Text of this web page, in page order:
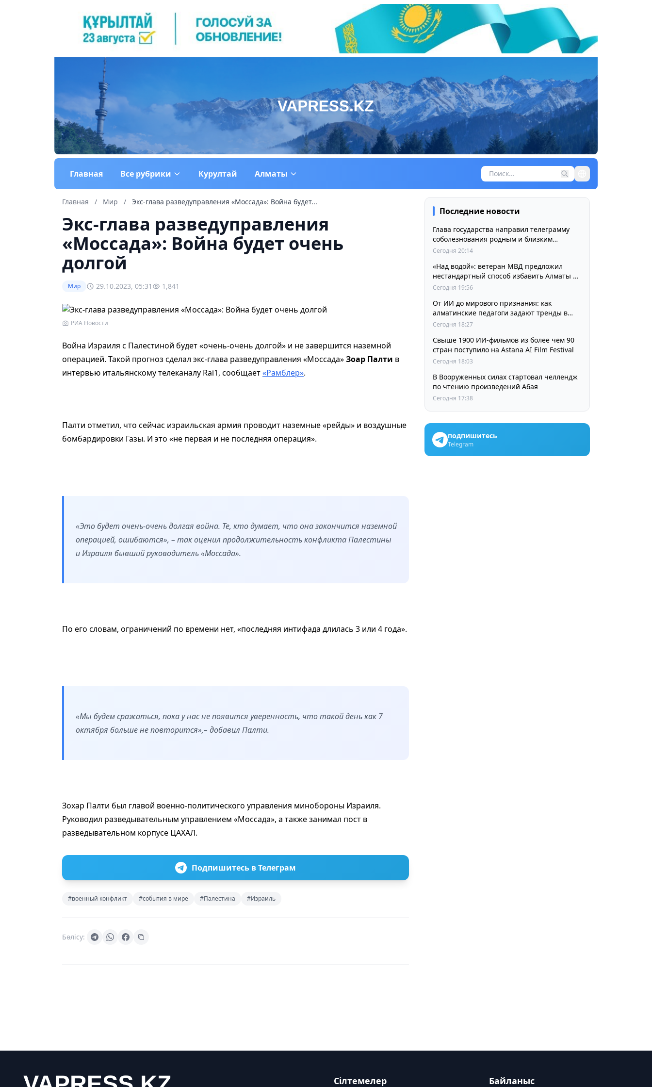
Главная Все рубрики Курултай Алматы
Главная / Мир / Экс-глава разведуправления «Моссада»: Война будет...
Экс-глава разведуправления
«Моссада»: Война будет очень
долгой
Мир 29.10.2023, 05:31 1,841
РИА Новости
Война Израиля с Палестиной будет «очень-очень долгой» и не завершится наземной
операцией. Такой прогноз сделал экс-глава разведуправления «Моссада»Зоар Палти в
интервью итальянскому телеканалу Rai1, сообщает«Рамблер».
Палти отметил, что сейчас израильская армия проводит наземные «рейды» и воздушные
бомбардировки Газы. И это «не первая и не последняя операция».
«Это будет очень-очень долгая война. Те, кто думает, что она закончится наземной
операцией, ошибаются», – так оценил продолжительность конфликта Палестины
и Израиля бывший руководитель «Моссада».
По его словам, ограничений по времени нет, «последняя интифада длилась 3 или 4 года».
«Мы будем сражаться, пока у нас не появится уверенность, что такой день как 7
октября больше не повторится»,– добавил Палти.
Зохар Палти был главой военно-политического управления минобороны Израиля.
Руководил разведывательным управлением «Моссада», а также занимал пост в
разведывательном корпусе ЦАХАЛ.
Подпишитесь в Телеграм
#военный конфликт #события в мире #Палестина #Израиль
Бөлісу:
Последние новости
Глава государства направил телеграмму
соболезнования родным и близким
выдающегося кинорежиссера Ардака
Сегодня 20:14
«Над водой»: ветеран МВД предложил
нестандартный способ избавить Алматы от
пробок и смога
Сегодня 19:56
От ИИ до мирового признания: как
алматинские педагоги задают тренды в
изучении языков
Сегодня 18:27
Свыше 1900 ИИ-фильмов из более чем 90
стран поступило на Astana AI Film Festival
Сегодня 18:03
В Вооруженных силах стартовал челлендж
по чтению произведений Абая
Сегодня 17:38
подпишитесь
Telegram
Сілтемелер Байланыс